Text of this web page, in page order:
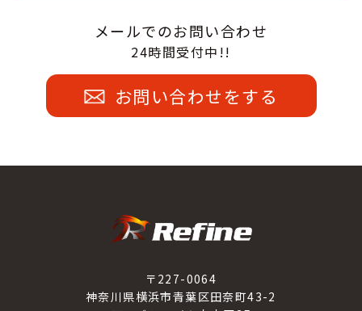
メールでのお問い合わせ
24時間受付中!!
お問い合わせをする
〒227-0064
神奈川県横浜市青葉区田奈町43-2